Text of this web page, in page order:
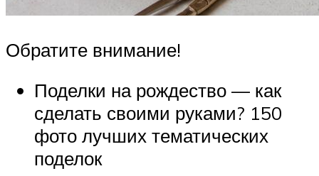
Обратите внимание!
Поделки на рождество — как
сделать своими руками? 150
фото лучших тематических
поделок